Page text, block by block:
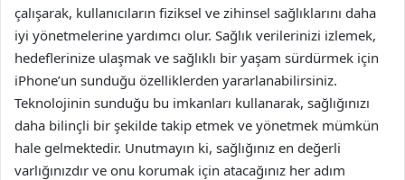
çalışarak, kullanıcıların fiziksel ve zihinsel sağlıklarını daha
iyi yönetmelerine yardımcı olur. Sağlık verilerinizi izlemek,
hedeflerinize ulaşmak ve sağlıklı bir yaşam sürdürmek için
iPhone’un sunduğu özelliklerden yararlanabilirsiniz.
Teknolojinin sunduğu bu imkanları kullanarak, sağlığınızı
daha bilinçli bir şekilde takip etmek ve yönetmek mümkün
hale gelmektedir. Unutmayın ki, sağlığınız en değerli
varlığınızdır ve onu korumak için atacağınız her adım